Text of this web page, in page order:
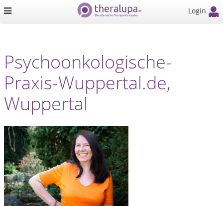
Login
Psychoonkologische-
Praxis-Wuppertal.de,
Wuppertal